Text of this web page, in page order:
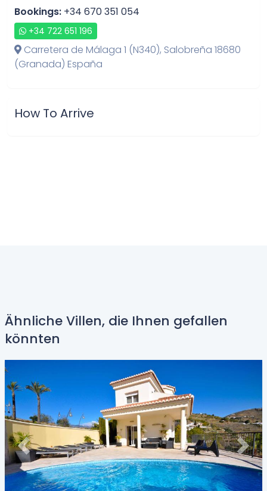
Bookings: +34 670 351 054
+34 722 651 196
Carretera de Málaga 1 (N340), Salobreña 18680
(Granada) España
How To Arrive
Ähnliche Villen, die Ihnen gefallen
könnten
Previous Next